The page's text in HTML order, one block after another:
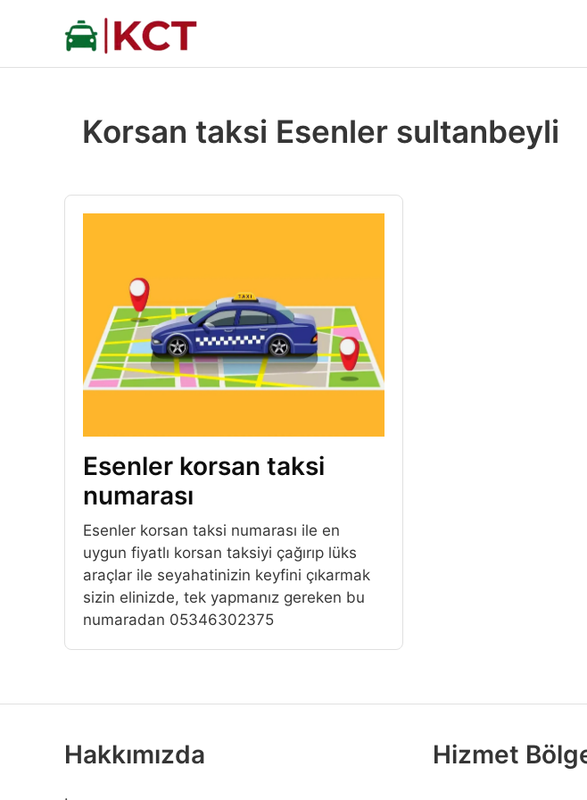
Korsan taksi Esenler sultanbeyli
Esenler korsan taksi
numarası
Esenler korsan taksi numarası ile en
uygun fiyatlı korsan taksiyi çağırıp lüks
araçlar ile seyahatinizin keyfini çıkarmak
sizin elinizde, tek yapmanız gereken bu
numaradan 05346302375
Hakkımızda Hizmet